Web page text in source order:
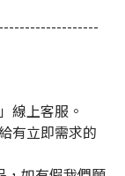
線上客服。
有立即需求的